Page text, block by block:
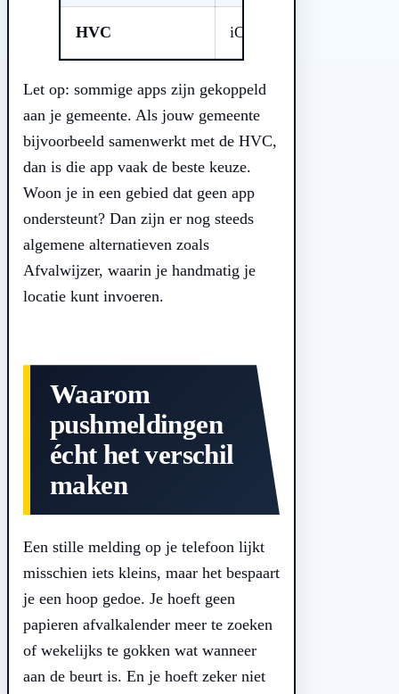
HVC iOS & Android
Let op: sommige apps zijn gekoppeld
aan je gemeente. Als jouw gemeente
bijvoorbeeld samenwerkt met de HVC,
dan is die app vaak de beste keuze.
Woon je in een gebied dat geen app
ondersteunt? Dan zijn er nog steeds
algemene alternatieven zoals
Afvalwijzer, waarin je handmatig je
locatie kunt invoeren.
Waarom
pushmeldingen
écht het verschil
maken
Een stille melding op je telefoon lijkt
misschien iets kleins, maar het bespaart
je een hoop gedoe. Je hoeft geen
papieren afvalkalender meer te zoeken
of wekelijks te gokken wat wanneer
aan de beurt is. En je hoeft zeker niet